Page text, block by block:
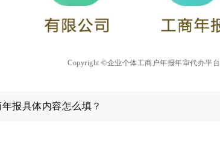
Copyright ©企业个体工商户年报年审代办平台
报具体内容怎么填？